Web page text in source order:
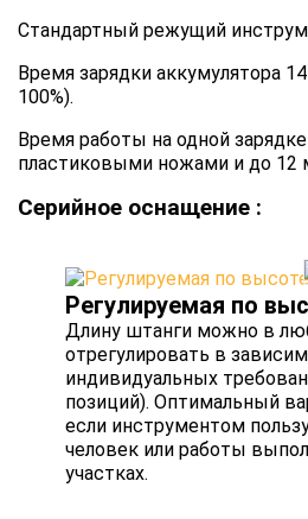
Стандартный режущий
Время зарядки аккумулятора
100%).
Время работы на одной
пластиковыми ножами и до 12
Серийное оснащение :
Регулируемая по
Длину штанги можно в
отрегулировать в
индивидуальных
позиций). Оптимальный
если инструментом
человек или работы
участках.